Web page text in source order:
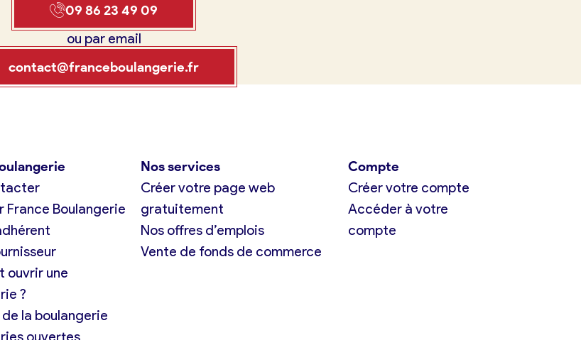
09 86 23 49 09
appeler Non, annuler
ou par email
contact@franceboulangerie.fr
France Boulangerie
ouvrir une
?
de la boulangerie
ouvertes
Nos services
Créer votre page web
gratuitement
Nos offres d’emplois
Vente de fonds de commerce
Compte
Créer votre compte
Accéder à votre
compte